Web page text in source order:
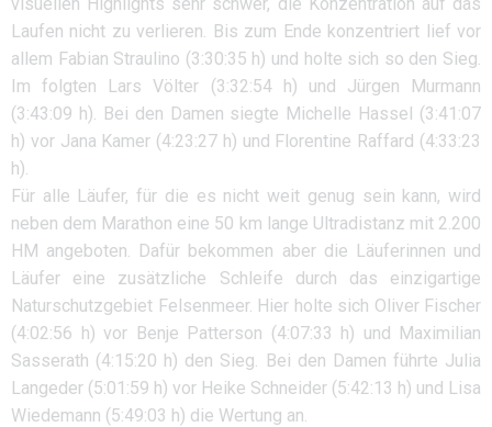
Laufen nicht zu verlieren. Bis zum Ende konzentriert lief vor
allem Fabian Straulino (3:30:35 h) und holte sich so den Sieg.
Im folgten Lars Völter (3:32:54 h) und Jürgen Murmann
(3:43:09 h). Bei den Damen siegte Michelle Hassel (3:41:07
h) vor Jana Kamer (4:23:27 h) und Florentine Raffard (4:33:23
h).
Für alle Läufer, für die es nicht weit genug sein kann, wird
neben dem Marathon eine 50 km lange Ultradistanz mit 2.200
HM angeboten. Dafür bekommen aber die Läuferinnen und
Läufer eine zusätzliche Schleife durch das einzigartige
Naturschutzgebiet Felsenmeer. Hier holte sich Oliver Fischer
(4:02:56 h) vor Benje Patterson (4:07:33 h) und Maximilian
Sasserath (4:15:20 h) den Sieg. Bei den Damen führte Julia
Langeder (5:01:59 h) vor Heike Schneider (5:42:13 h) und Lisa
Wiedemann (5:49:03 h) die Wertung an.